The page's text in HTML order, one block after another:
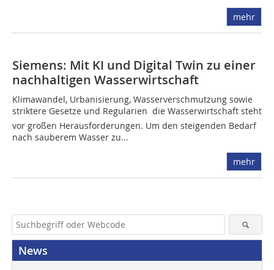
mehr
Siemens: Mit KI und Digital Twin zu einer
nachhaltigen Wasserwirtschaft
Klimawandel, Urbanisierung, Wasserverschmutzung sowie
striktere Gesetze und Regularien  die Wasserwirtschaft steht
vor großen Herausforderungen. Um den steigenden Bedarf
nach sauberem Wasser zu...
mehr
News